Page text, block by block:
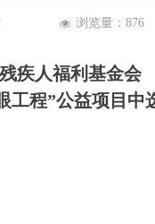
疾人福利基金会
工程”公益项目 中
넶 浏览量： 876